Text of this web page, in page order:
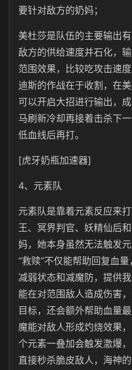
要针对敌方的奶妈；
美杜莎是队伍的主要输出
敌方的供给速度并石化，
范围效果，比较吃攻击速
迪斯的作战在于收割，在
可以开启大招进行输出，
马刷新冷却再接着击杀下
低血线后再打。
[虎牙奶瓶加速器]
4、元素队
元素队是靠着元素反应来
王、冥界判官、妖精仙后
妈，她本身虽然无法触发
“救赎”不仅能帮助回复血
减弱状态和减魔防，提供
能在对范围敌人造成伤害
目标，还会额外帮助血量
魔能对敌人形成灼烧效果
个元素一叠加会触发激爆
直接秒杀脆皮敌人，海神